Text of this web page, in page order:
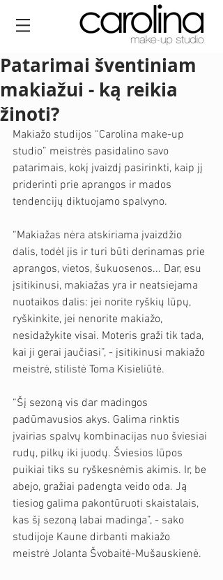
Patarimai šventiniam
makiažui - ką reikia
žinoti?
Makiažo studijos “Carolina make-up
studio” meistrės pasidalino savo
patarimais, kokį įvaizdį pasirinkti, kaip jį
priderinti prie aprangos ir mados
tendencijų diktuojamo spalvyno.
“Makiažas nėra atskiriama įvaizdžio
dalis, todėl jis ir turi būti derinamas prie
aprangos, vietos, šukuosenos... Dar, esu
įsitikinusi, makiažas yra ir neatsiejama
nuotaikos dalis: jei norite ryškių lūpų,
ryškinkite, jei nenorite makiažo,
nesidažykite visai. Moteris graži tik tada,
kai ji gerai jaučiasi”, - įsitikinusi makiažo
meistrė, stilistė Toma Kisieliūtė.
“Šį sezoną vis dar madingos
padūmavusios akys. Galima rinktis
įvairias spalvų kombinacijas nuo šviesiai
rudų, pilkų iki juodų. Šviesios lūpos
puikiai tiks su ryškesnėmis akimis. Ir, be
abejo, gražiai padengta veido oda. Ją
tiesiog galima pakontūruoti skaistalais,
kas šį sezoną labai madinga”, - sako
studijoje Kaune dirbanti makiažo
meistrė Jolanta Švobaitė-Mušauskienė.